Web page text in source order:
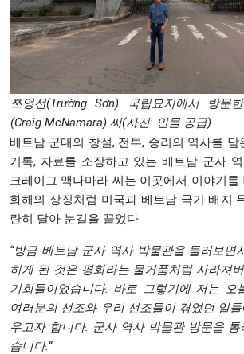
쯔엉선(Trường Sơn) 국립묘지에서 방문
(Craig McNamara) 씨(사진: 인물 공급)
베트남 군대의 창설, 전투, 승리의 역사를 담
기록, 자료를 소장하고 있는 베트남 군사
크레이그 맥나마라 씨는 이곳에서 이야기를
화해의 상징처럼 미국과 베트남 국기 배지
란히 달아 눈길을 끌었다.
“방금 베트남 군사 역사 박물관을 둘러보면
히게 된 것은 평화라는 물거품처럼 사라져
기회들이었습니다. 바로 그렇기에 저는 오
여러분의 선조와 우리 선조들이 겪었던 일
우고자 합니다. 군사 역사 박물관 방문을 통
습니다.”